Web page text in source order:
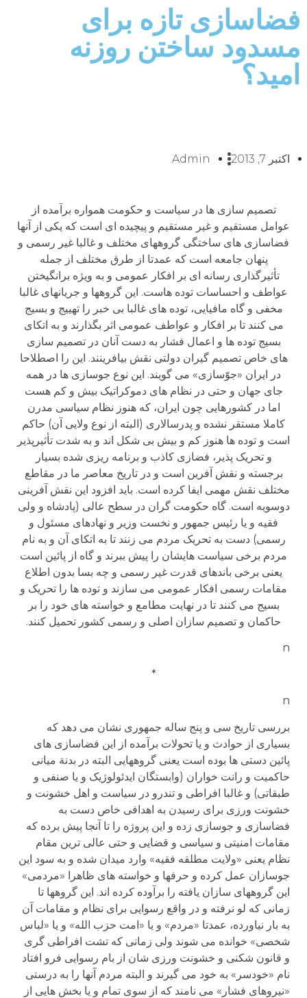
فضاسازی تازه برای
مسدود ساختن روزنه
امید؟
اکتبر 7, 2013 Admin
تصمیم سازی ها در سیاست و حکومت همواره برآمده از
عوامل مستقیم و غیر مستقیم و پیچیده ای است که یکی از آنها
فضاسازی های ساختگی گروههای مختلف و غالبا غیر رسمی و
پنهان جامعه است که عمدتا از طرق مختلف از جمله
تأثیرگذاری رسانه ای بر افکار عمومی و به ویژه برانگیختن
عواطف و احساسات توده هاست. این گروهها و جریانهای غالبا
مخفی و گاه مافیایی، توده های غالبا بی خبر را تهییج و بسیج
می کنند تا بر افکار و عواطف عمومی اثر بگذارند و به اتکای
بسیج توده ها و اعمال فشار به دست آنان در تصمیم سازی
های خاص تصمیم گیران دولتی نقش بیافرینند. این را اصطلاحا
در ایران «جوّسازی» می گویند. این نوع جوسازی ها در همه
جای جهان و حتی در نظام های دموکراتیک بیش و کم هست
اما در کشورهایی چون ایران، که هنوز نظام سیاسی مدرن
کاملا مستقر نشده و پدرسالاری (البته از نوع ولایی آن) حاکم
است و توده ها هنوز کم و بیش بی شکل اند و به شدت تأثیرپذیر
و تحریک پذیر، فضازی کاذب و برنامه ریزی شده بسیار
برجسته و نقش آفرین است و در تاریخ معاصر ما در مقاطع
مختلف نقش مهمی ایفا کرده است. باید افزود این نقش آفرینی
دوسویه است. گاه حکومت گران در سطح عالی (پادشاه و ولی
فقیه و یا رئیس جمهور و نخست وزیر و نهادهای مسئول و
رسمی) دست به تحریک مردم می زنند تا به اتکای آن و به نام
مردم برخی سیاست هایشان را پیش ببرند و گاه از پائین است
یعنی برخی باندهای قدرت غیر رسمی و چه بسا بدون اطلاع
مقامات رسمی افکار عمومی می سازند و توده ها را تحریک و
بسیج می کنند تا در نهایت مطامع و خواسته های خود را بر
حاکمان و تصمیم سازان اصلی و رسمی کشور تحمیل کنند.
n
*
n
بررسی تاریخ سی و پنج ساله جمهوری نشان می دهد که
بسیاری از حوادث و یا تحولات برآمده از این فضاسازی های
پائین دستی ها بوده است یعنی گروههایی البته در بدنة میانی
حاکمیت و رانت خواران (وابستگان ایدئولوژیک و یا صنفی و
طبقاتی) و غالبا افراطی و تندرو در سیاست و اهل خشونت و
خشونت ورزی برای رسیدن به اهدافی خاص دست به
فضاسازی و جوسازی زده و این پروژه را تا آنجا پیش برده که
مقامات امنیتی و سیاسی و قضایی و حتی عالی ترین مقام
نظام یعنی «ولایت مطلقه فقیه» وارد میدان شده و به سود این
جوسازان عمل کرده و حرفها و خواسته های ظاهرا «مردمی»
این گروههای سازان یافته را برآوده کرده اند. این گروهها تا
زمانی که لو نرفته و در واقع رسوایی برای نظام و مقامات آن
به بار نیاورده، عمدتا «مردم» و یا «امت حزب الله» و یا «لباس
شخصی» خوانده می شوند ولی زمانی که تشت افراطی گری
و قانون شکنی و خشونت ورزی شان از بام رسوایی فرو افتاد
نام «خودسر» به خود می گیرند و البته مردم آنها را به درستی
«نیروهای فشار» می نامند که از سوی تمام و یا بخش هایی از